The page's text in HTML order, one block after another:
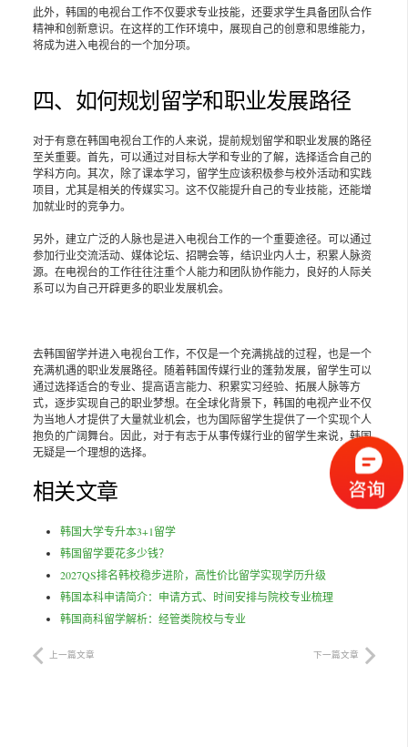
此外，韩国的电视台工作不仅要求专业技能，还要求学生具备团队合作
精神和创新意识。在这样的工作环境中，展现自己的创意和思维能力，
将成为进入电视台的一个加分项。
四、如何规划留学和职业发展路径
对于有意在韩国电视台工作的人来说，提前规划留学和职业发展的路径
至关重要。首先，可以通过对目标大学和专业的了解，选择适合自己的
学科方向。其次，除了课本学习，留学生应该积极参与校外活动和实践
项目，尤其是相关的传媒实习。这不仅能提升自己的专业技能，还能增
加就业时的竞争力。
另外，建立广泛的人脉也是进入电视台工作的一个重要途径。可以通过
参加行业交流活动、媒体论坛、招聘会等，结识业内人士，积累人脉资
源。在电视台的工作往往注重个人能力和团队协作能力，良好的人际关
系可以为自己开辟更多的职业发展机会。
去韩国留学并进入电视台工作，不仅是一个充满挑战的过程，也是一个
充满机遇的职业发展路径。随着韩国传媒行业的蓬勃发展，留学生可以
通过选择适合的专业、提高语言能力、积累实习经验、拓展人脉等方
式，逐步实现自己的职业梦想。在全球化背景下，韩国的电视产业不仅
为当地人才提供了大量就业机会，也为国际留学生提供了一个实现个人
抱负的广阔舞台。因此，对于有志于从事传媒行业的留学生来说，韩国
无疑是一个理想的选择。
相关文章
韩国大学专升本3+1留学
韩国留学要花多少钱？
2027QS排名韩校稳步进阶，高性价比留学实现学历升级
韩国本科申请简介：申请方式、时间安排与院校专业梳理
韩国商科留学解析：经管类院校与专业
上一篇文章 下一篇文章